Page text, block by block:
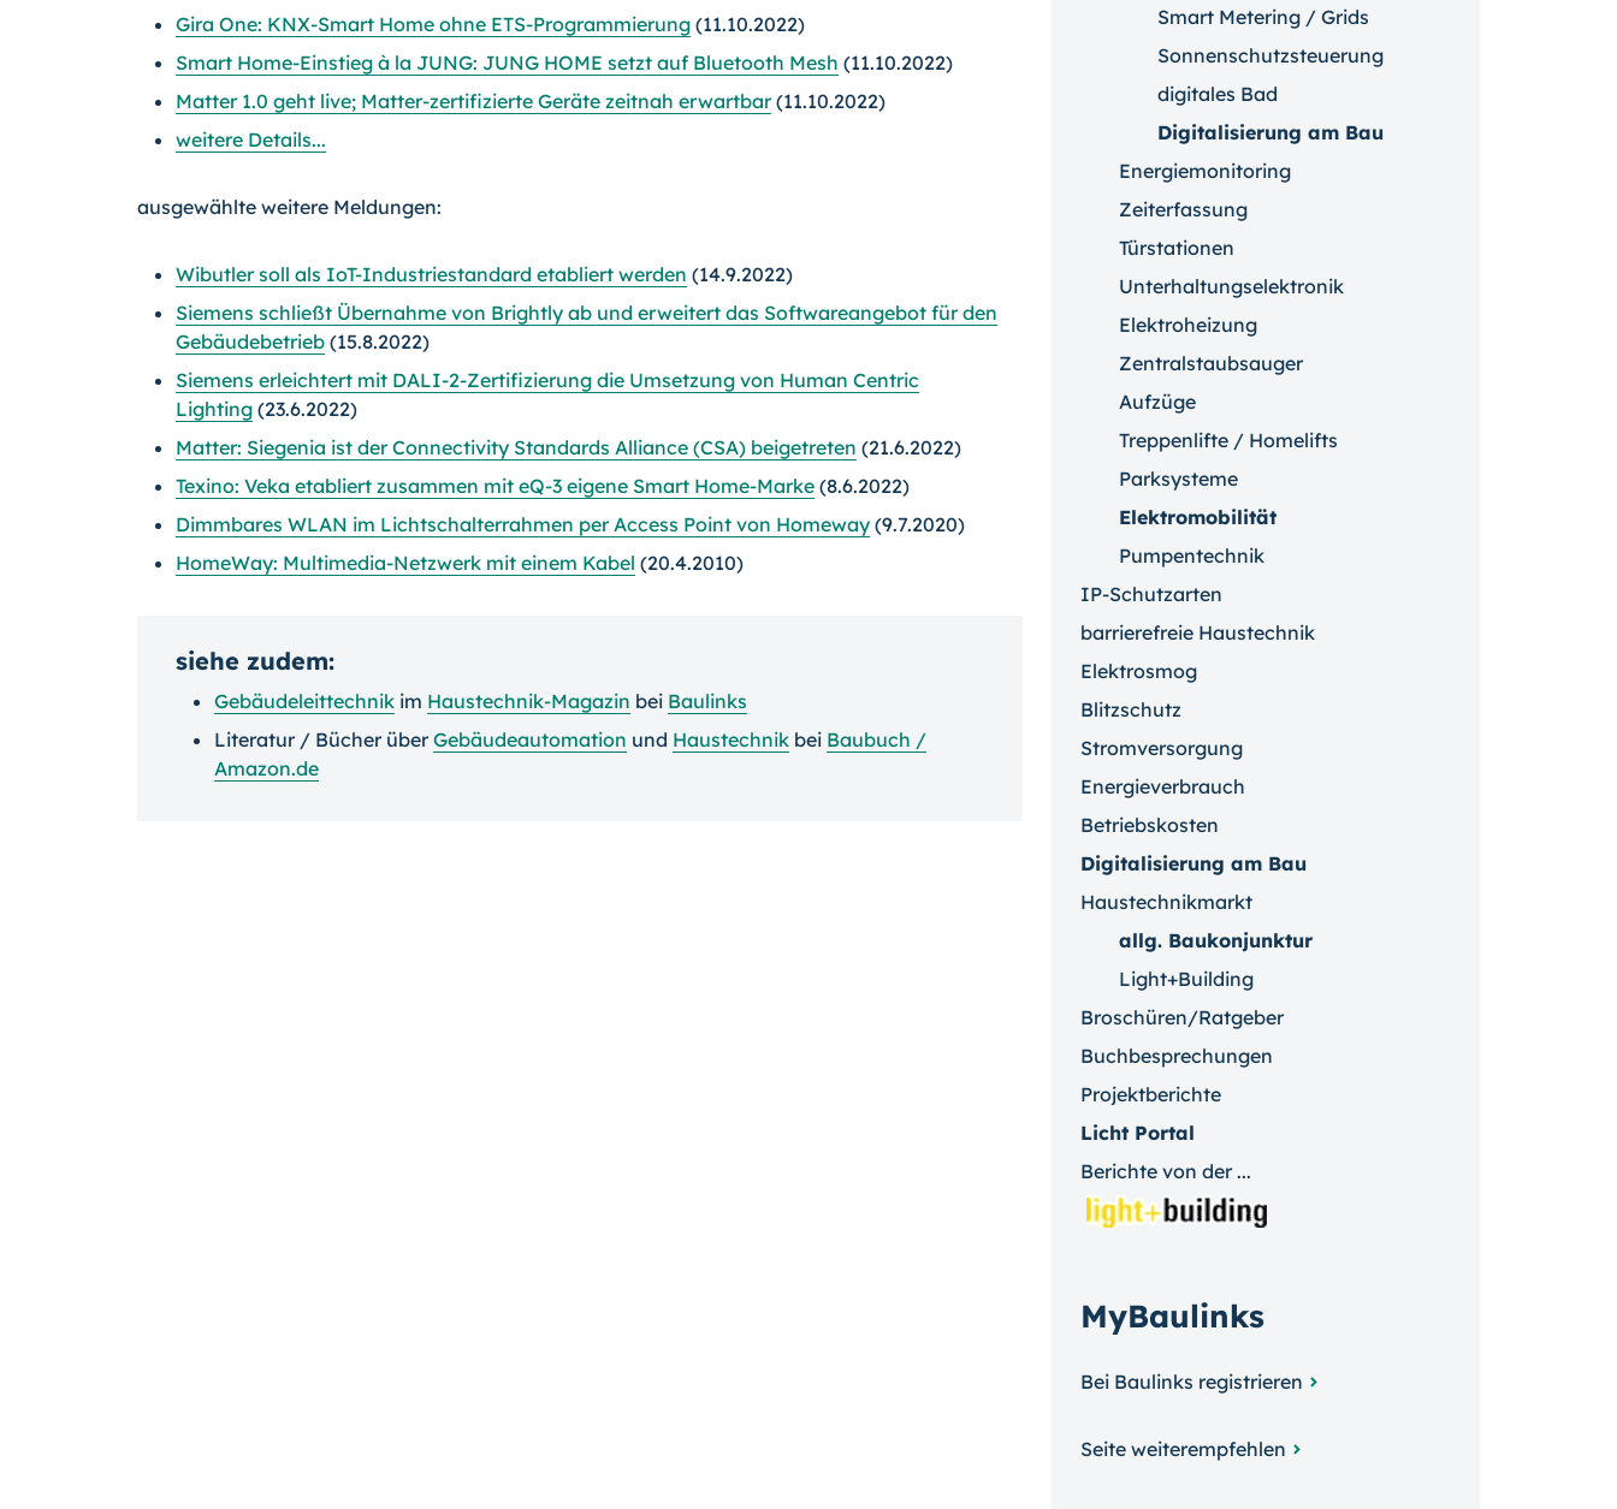
Gira One: KNX-Smart Home ohne ETS-Programmierung (11.10.2022)
Smart Home-Einstieg à la JUNG: JUNG HOME setzt auf Bluetooth Mesh (11.10.2022)
Matter 1.0 geht live; Matter-zertifizierte Geräte zeitnah erwartbar(11.10.2022)
weitere Details...
ausgewählte weitere Meldungen:
Wibutler soll als IoT-Industriestandard etabliert werden (14.9.2022)
Siemens schließt Übernahme von Brightly ab und erweitert das Softwareangebot für den
Gebäudebetrieb (15.8.2022)
Siemens erleichtert mit DALI-2-Zertifizierung die Umsetzung von Human Centric
Lighting (23.6.2022)
Matter: Siegenia ist der Connectivity Standards Alliance (CSA) beigetreten (21.6.2022)
Texino: Veka etabliert zusammen mit eQ-3 eigene Smart Home-Marke (8.6.2022)
Dimmbares WLAN im Lichtschalterrahmen per Access Point von Homeway (9.7.2020)
HomeWay: Multimedia-Netzwerk mit einem Kabel (20.4.2010)
siehe zudem:
Gebäudeleittechnik im Haustechnik-Magazin bei Baulinks
Literatur / Bücher überGebäudeautomation und Haustechnik bei Baubuch /
Amazon.de
Smart Metering / Grids
Sonnenschutzsteuerung
digitales Bad
Digitalisierung am Bau
Energiemonitoring
Zeiterfassung
Türstationen
Unterhaltungselektronik
Elektroheizung
Zentralstaubsauger
Aufzüge
Treppenlifte / Homelifts
Parksysteme
Elektromobilität
Pumpentechnik
IP-Schutzarten
barrierefreie Haustechnik
Elektrosmog
Blitzschutz
Stromversorgung
Energieverbrauch
Betriebskosten
Digitalisierung am Bau
Haustechnikmarkt
allg. Baukonjunktur
Light+Building
Broschüren/Ratgeber
Buchbesprechungen
Projektberichte
Licht Portal
Berichte von der ...
MyBaulinks
Bei Baulinks registrieren
Seite weiterempfehlen